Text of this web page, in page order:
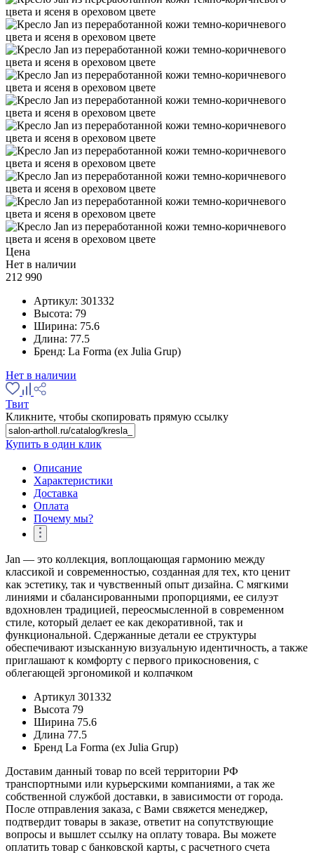
Цена
Нет в наличии
212 990
Артикул: 301332
Высота: 79
Ширина: 75.6
Длина: 77.5
Бренд: La Forma (ex Julia Grup)
Нет в наличии
Твит
Кликните, чтобы скопировать прямую ссылку
Купить в один клик
Описание
Характеристики
Доставка
Оплата
Почему мы?
Jan — это коллекция, воплощающая гармонию между
классикой и современностью, созданная для тех, кто ценит
как эстетику, так и чувственный опыт дизайна. С мягкими
линиями и сбалансированными пропорциями, ее силуэт
вдохновлен традицией, переосмысленной в современном
стиле, который делает ее как декоративной, так и
функциональной. Сдержанные детали ее структуры
обеспечивают изысканную визуальную идентичность, а также
приглашают к комфорту с первого прикосновения, с
облегающей эргономикой и колпачком
Артикул 301332
Высота 79
Ширина 75.6
Длина 77.5
Бренд La Forma (ex Julia Grup)
Доставим данный товар по всей территории РФ
транспортными или курьерскими компаниями, а так же
собственной службой доставки, в зависимости от города.
После отправления заказа, с Вами свяжется менеджер,
подтвердит товары в заказе, ответит на сопутствующие
вопросы и вышлет ссылку на оплату товара. Вы можете
оплатить товар с банковской карты, с расчетного счета